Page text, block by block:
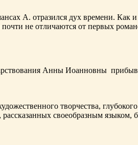
А. отразился дух времени. Как и
не отличаются от первых
Анны Иоанновны
творчества,
своеобразным